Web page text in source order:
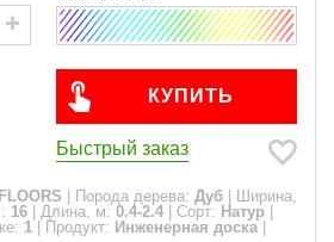
КУПИТЬ
Быстрый заказ
Порода дерева: Дуб
Ширина,
16 Длина, м: 0.4-2.4 Сорт: Натур
1 Продукт: Инженерная доска